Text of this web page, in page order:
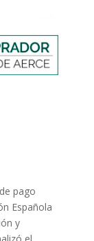
pago
Española
y